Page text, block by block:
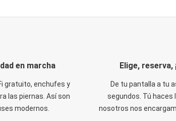
en marcha
gratuito, enchufes y
las piernas. Así son
modernos.
Elige, reserva,
De tu pantalla a tu
segundos. Tú haces
nosotros nos